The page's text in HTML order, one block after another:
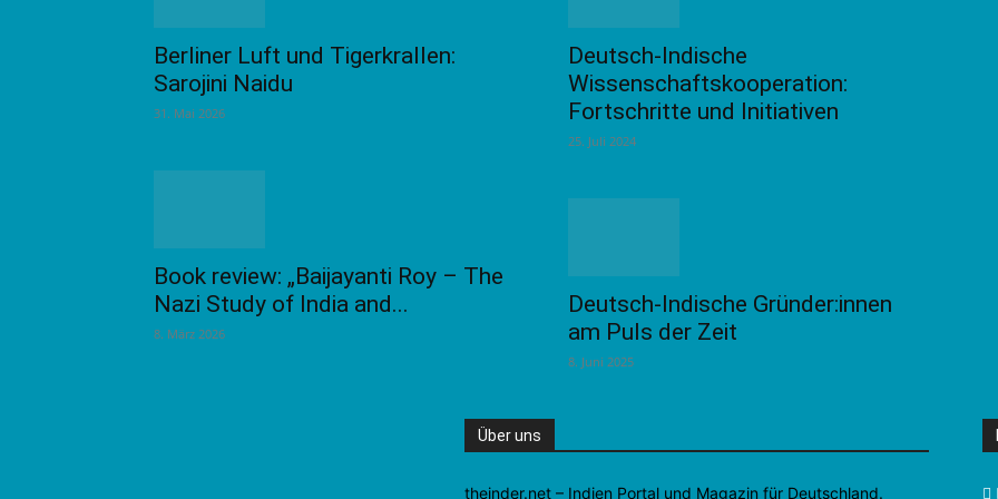
Berliner Luft und Tigerkrallen:
Sarojini Naidu
31. Mai 2026
Book review: „Baijayanti Roy – The
Nazi Study of India and...
8. März 2026
Deutsch-Indische
Wissenschaftskooperation:
Fortschritte und Initiativen
25. Juli 2024
Deutsch-Indische Gründer:innen
am Puls der Zeit
8. Juni 2025
Über uns
theinder.net – Indien Portal und Magazin für Deutschland.